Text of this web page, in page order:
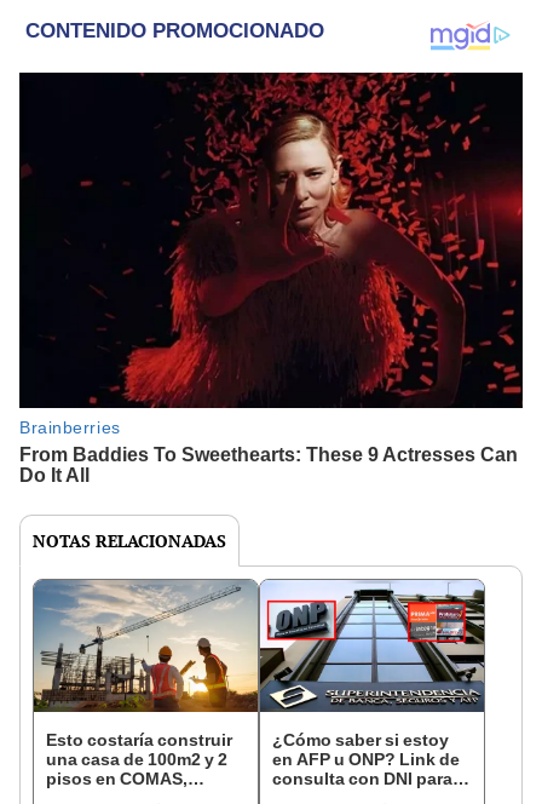
NOTAS RELACIONADAS
Esto costaría construir
una casa de 100m2 y 2
pisos en COMAS,
¿Cómo saber si estoy
en AFP u ONP? Link de
consulta con DNI para